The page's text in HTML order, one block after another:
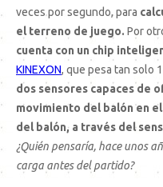
veces por segundo, para
el terreno de juego. Por
cuenta con un chip
KINEXON, que pesa tan solo
dos sensores capaces de
movimiento del balón en
del balón, a través del
¿Quién pensaría, hace unos
carga antes del partido?